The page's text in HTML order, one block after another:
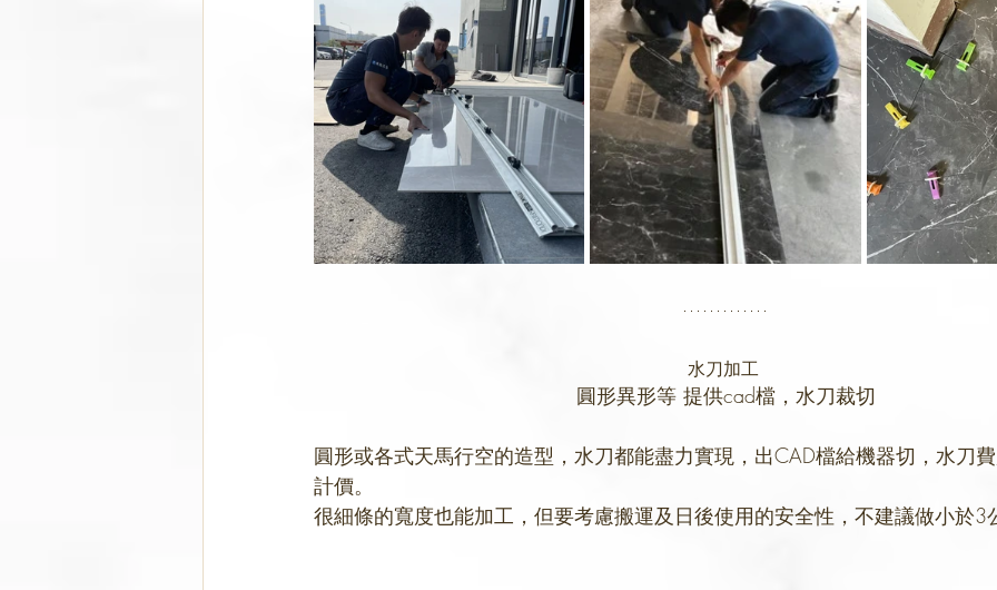
水刀加工
圓形異形等 提供cad檔，水刀裁切
圓形或各式天馬行空的造型，水刀都能盡力實現，出CAD檔給機器切，水刀
計價。
很細條的寬度也能加工，但要考慮搬運及日後使用的安全性，不建議做小於3